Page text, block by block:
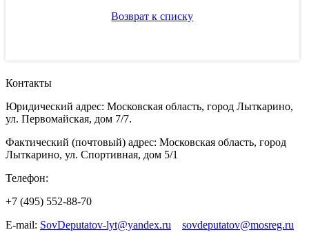
Возврат к списку
Контакты
Юридический адрес: Московская область, город Лыткарино,
ул. Первомайская, дом 7/7.
Фактический (почтовый) адрес: Московская область, город
Лыткарино, ул. Спортивная, дом 5/1
Телефон:
+7 (495) 552-88-70
E-mail: SovDeputatov-lyt@yandex.ru
sovdeputatov@mosreg.ru